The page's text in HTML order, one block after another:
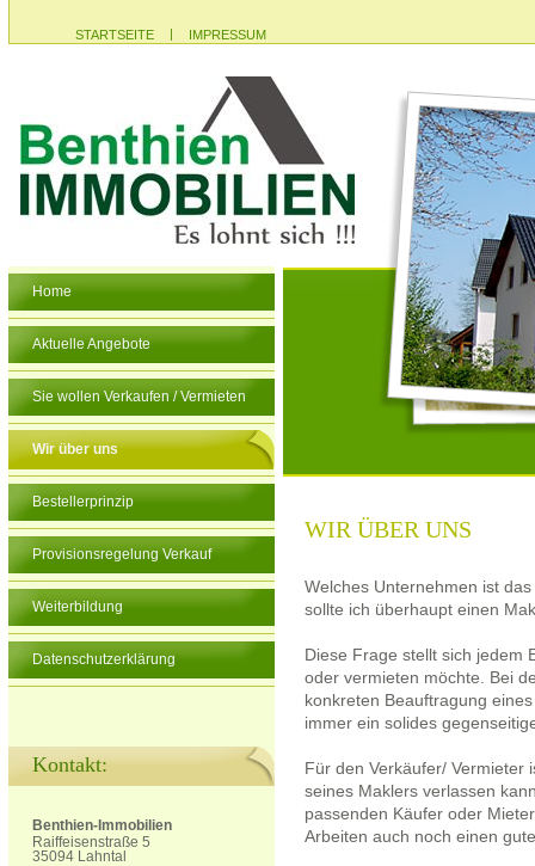
STARTSEITE | IMPRESSUM
Home
Aktuelle Angebote
Sie wollen Verkaufen / Vermieten
Wir über uns
Bestellerprinzip
Provisionsregelung Verkauf
Weiterbildung
Datenschutzerklärung
Kontakt:
Benthien-Immobilien
Raiffeisenstraße 5
35094 Lahntal
WIR ÜBER UNS
Welches Unternehmen ist
sollte ich überhaupt einen
Diese Frage stellt sich jedem
oder vermieten möchte. Bei
konkreten Beauftragung
immer ein solides
Für den Verkäufer/ Vermieter
seines Maklers verlassen
passenden Käufer oder
Arbeiten auch noch einen